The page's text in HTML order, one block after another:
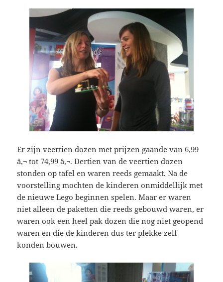
Er zijn veertien dozen met prijzen gaande van 6,99
â‚¬ tot 74,99 â‚¬. Dertien van de veertien dozen
stonden op tafel en waren reeds gemaakt. Na de
voorstelling mochten de kinderen onmiddellijk met
de nieuwe Lego beginnen spelen. Maar er waren
niet alleen de paketten die reeds gebouwd waren, er
waren ook een heel pak dozen die nog niet geopend
waren en die de kinderen dus ter plekke zelf
konden bouwen.